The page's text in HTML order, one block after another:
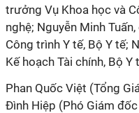
trưởng Vụ Khoa học và
nghệ; Nguyễn Minh
Công trình Y tế, Bộ Y tế;
Kế hoạch Tài chính, Bộ Y
Phan Quốc Việt (Tổng
Đình Hiệp (Phó Giám